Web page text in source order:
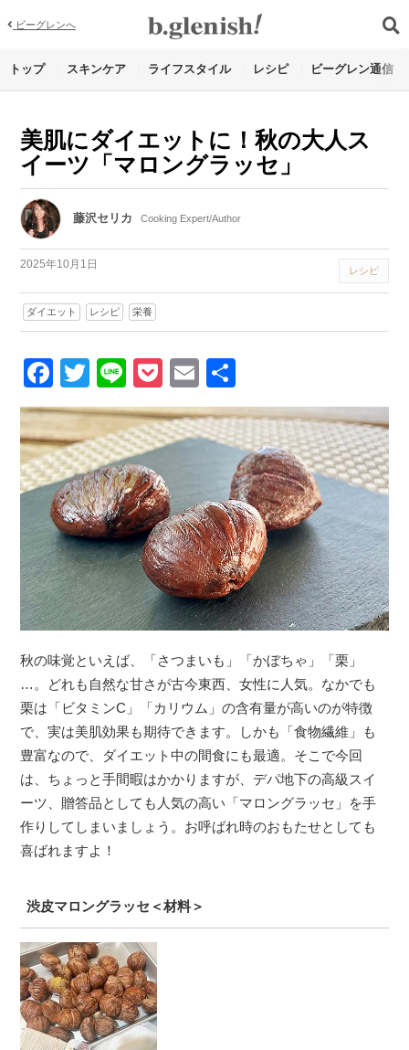
ビーグレンへ
トップ スキンケア ライフスタイル レシピ ビーグレン通信
美肌にダイエットに！秋の大人ス
イーツ「マロングラッセ」
藤沢セリカ Cooking Expert/Author
2025年10月1日 レシピ
ダイエット レシピ 栄養
Facebook
Twitter
LinePocket
Email
秋の味覚といえば、「さつまいも」「かぼちゃ」「栗」
…。どれも自然な甘さが古今東西、女性に人気。なかでも
栗は「ビタミンC」「カリウム」の含有量が高いのが特徴
で、実は美肌効果も期待できます。しかも「食物繊維」も
豊富なので、ダイエット中の間食にも最適。そこで今回
は、ちょっと手間暇はかかりますが、デパ地下の高級スイ
ーツ、贈答品としても人気の高い「マロングラッセ」を手
作りしてしまいましょう。お呼ばれ時のおもたせとしても
喜ばれますよ！
渋皮マロングラッセ＜材料＞